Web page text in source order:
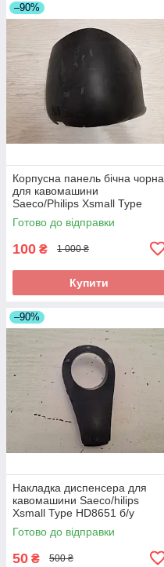
–90%
Корпусна панель бічна чорна
для кавомашини
Saeco/Philips Xsmall Type
HD8743_2
Готово до відправки
100 ₴ 1 000 ₴
Купити
–90%
Накладка диспенсера для
кавомашини Saeco/hilips
Xsmall Type HD8651 б/у
_дефект
Готово до відправки
50 ₴ 500 ₴